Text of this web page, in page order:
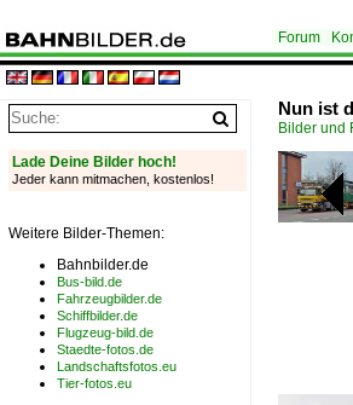
Forum
Nun ist
Bilder und
Lade Deine Bilder hoch!
Jeder kann mitmachen, kostenlos!
Weitere Bilder-Themen:
Bahnbilder.de
Bus-bild.de
Fahrzeugbilder.de
Schiffbilder.de
Flugzeug-bild.de
Staedte-fotos.de
Landschaftsfotos.eu
Tier-fotos.eu